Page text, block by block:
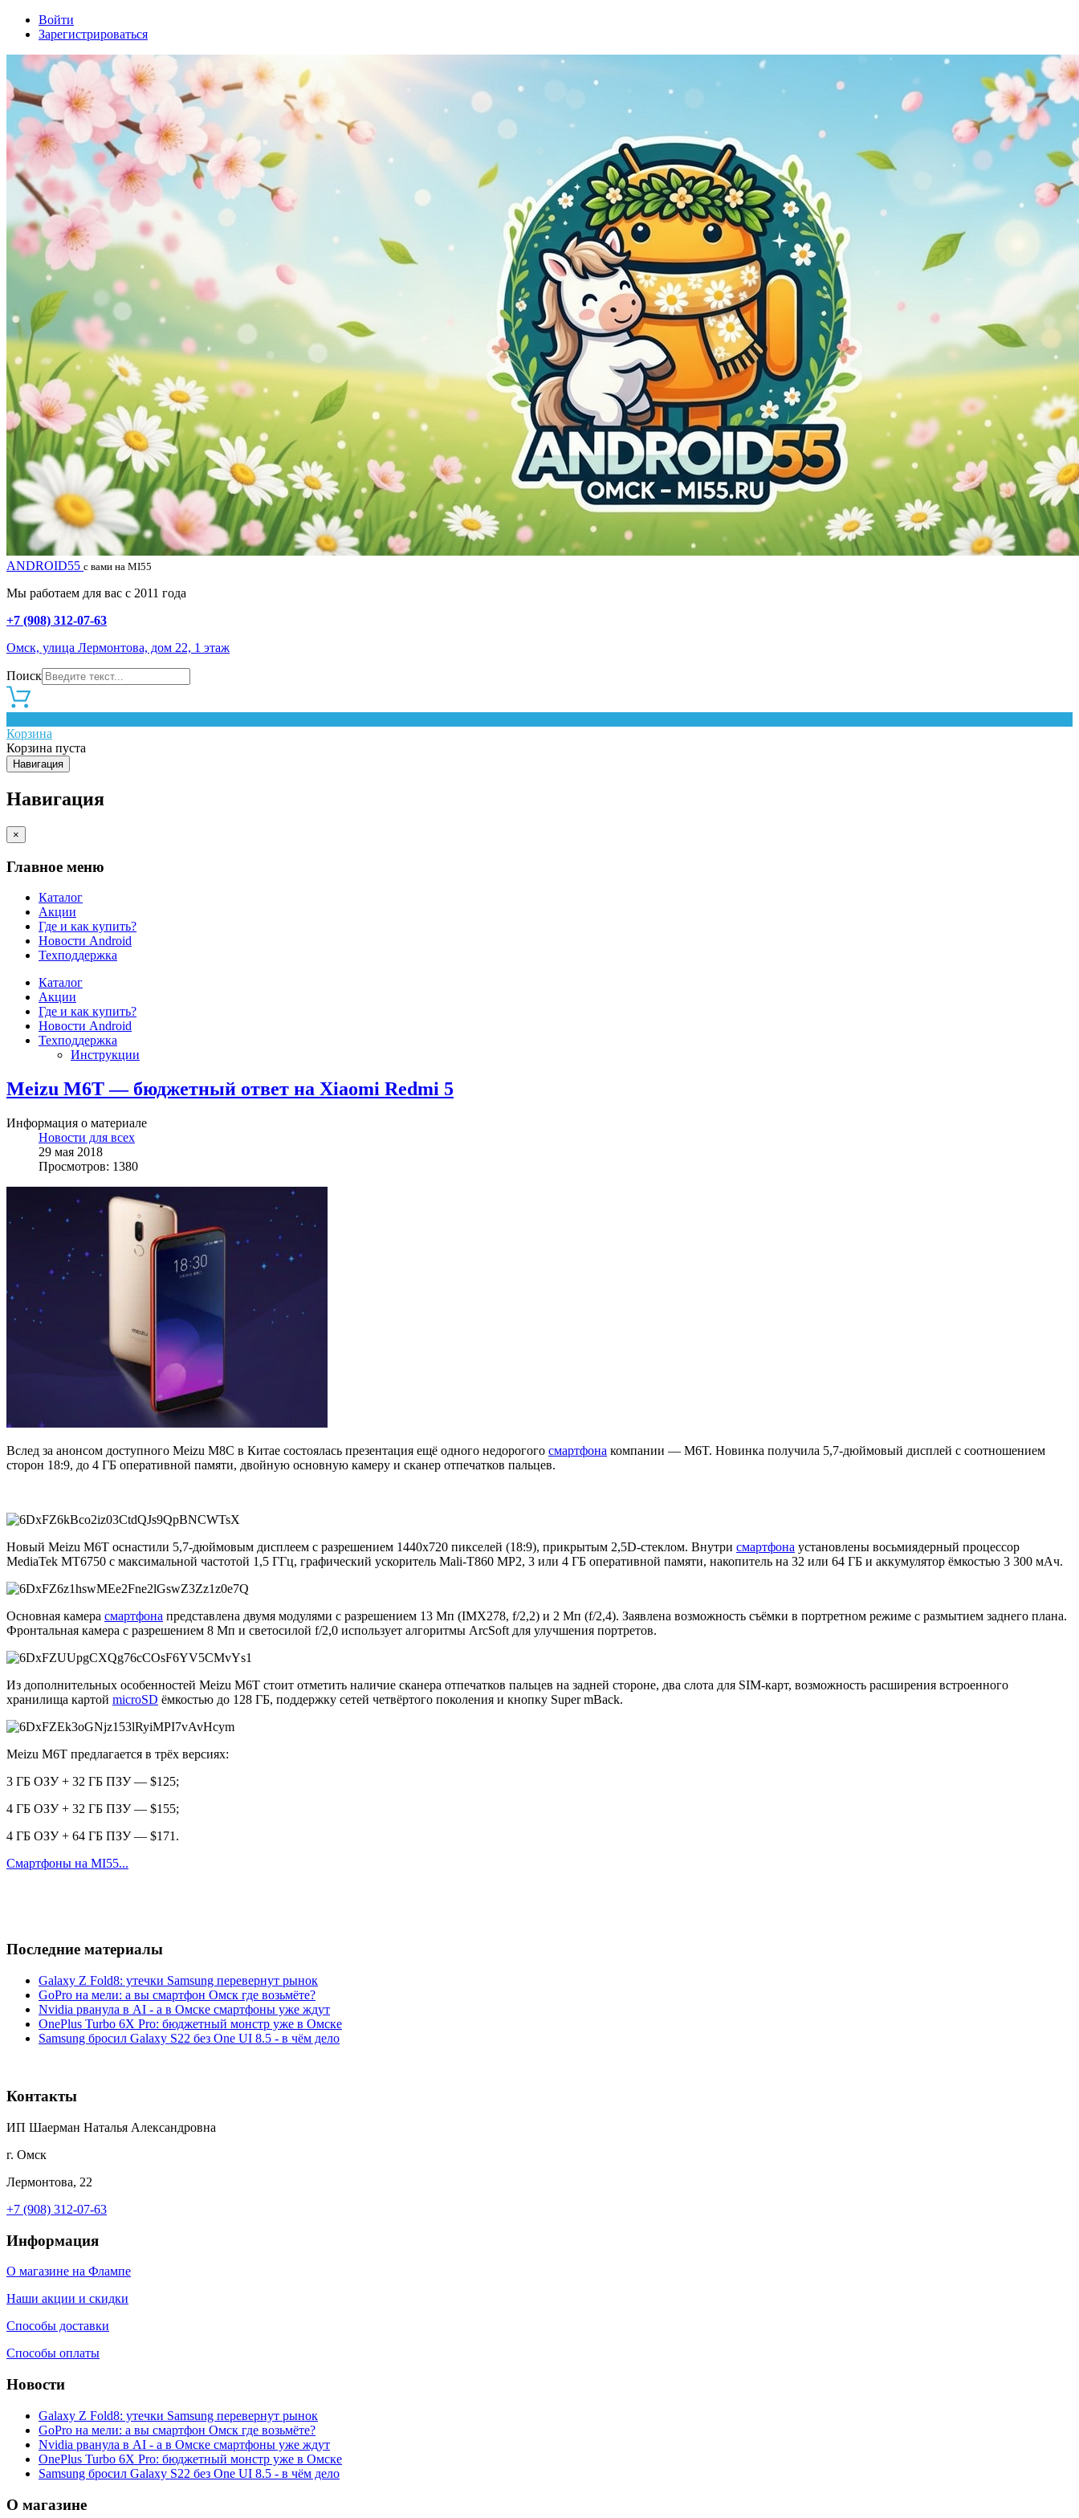
Войти
Зарегистрироваться
ANDROID55 с вами на MI55
Мы работаем для вас с 2011 года
+7 (908) 312-07-63
Омск, улица Лермонтова, дом 22, 1 этаж
Поиск
Корзина
Корзина пуста
Навигация
Навигация
×
Главное меню
Каталог
Акции
Где и как купить?
Новости Android
Техподдержка
Каталог
Акции
Где и как купить?
Новости Android
Техподдержка
Инструкции
Meizu M6T — бюджетный ответ на Xiaomi Redmi 5
Информация о материале
Новости для всех
29 мая 2018
Просмотров: 1380
Вслед за анонсом доступного Meizu M8C в Китае состоялась презентация ещё одного недорогого смартфона компании — M6T. Новинка получила 5,7-дюймовый дисплей с соотношением
сторон 18:9, до 4 ГБ оперативной памяти, двойную основную камеру и сканер отпечатков пальцев.
Новый Meizu M6T оснастили 5,7-дюймовым дисплеем с разрешением 1440х720 пикселей (18:9), прикрытым 2,5D-стеклом. Внутри смартфона установлены восьмиядерный процессор
MediaTek MT6750 с максимальной частотой 1,5 ГГц, графический ускоритель Mali-T860 MP2, 3 или 4 ГБ оперативной памяти, накопитель на 32 или 64 ГБ и аккумулятор ёмкостью 3 300 мАч.
Основная камера смартфона представлена двумя модулями с разрешением 13 Мп (IMX278, f/2,2) и 2 Мп (f/2,4). Заявлена возможность съёмки в портретном режиме с размытием заднего плана.
Фронтальная камера с разрешением 8 Мп и светосилой f/2,0 использует алгоритмы ArcSoft для улучшения портретов.
Из дополнительных особенностей Meizu M6T стоит отметить наличие сканера отпечатков пальцев на задней стороне, два слота для SIM-карт, возможность расширения встроенного
хранилища картой microSD ёмкостью до 128 ГБ, поддержку сетей четвёртого поколения и кнопку Super mBack.
Meizu M6T предлагается в трёх версиях:
3 ГБ ОЗУ + 32 ГБ ПЗУ — $125;
4 ГБ ОЗУ + 32 ГБ ПЗУ — $155;
4 ГБ ОЗУ + 64 ГБ ПЗУ — $171.
Смартфоны на MI55...
Последние материалы
Galaxy Z Fold8: утечки Samsung перевернут рынок
GoPro на мели: а вы смартфон Омск где возьмёте?
Nvidia рванула в AI - а в Омске смартфоны уже ждут
OnePlus Turbo 6X Pro: бюджетный монстр уже в Омске
Samsung бросил Galaxy S22 без One UI 8.5 - в чём дело
Контакты
ИП Шаерман Наталья Александровна
г. Омск
Лермонтова, 22
+7 (908) 312-07-63
Информация
О магазине на Флампе
Наши акции и скидки
Способы доставки
Способы оплаты
Новости
Galaxy Z Fold8: утечки Samsung перевернут рынок
GoPro на мели: а вы смартфон Омск где возьмёте?
Nvidia рванула в AI - а в Омске смартфоны уже ждут
OnePlus Turbo 6X Pro: бюджетный монстр уже в Омске
Samsung бросил Galaxy S22 без One UI 8.5 - в чём дело
О магазине